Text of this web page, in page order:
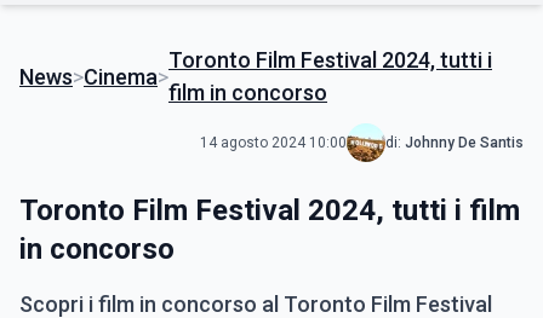
News>Cinema>
Toronto Film Festival 2024, tutti i
film in concorso
14 agosto 2024 10:00 di: Johnny De Santis
Toronto Film Festival 2024, tutti i film
in concorso
Scopri i film in concorso al Toronto Film Festival